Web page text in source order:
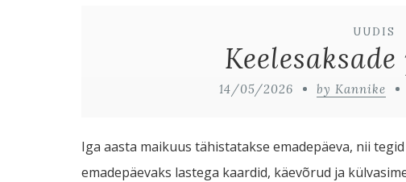
UUDIS
14/05/2026 by Kannike
Iga aasta maikuus tähistatakse emadepäeva, nii
emadepäevaks lastega kaardid, käevõrud ja